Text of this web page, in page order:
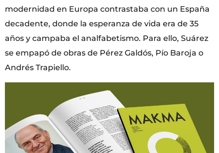
modernidad en Europa contrastaba con un España
decadente, donde la esperanza de vida era de 35
años y campaba el analfabetismo. Para ello, Suárez
se empapó de obras de Pérez Galdós, Pío Baroja o
Andrés Trapiello.